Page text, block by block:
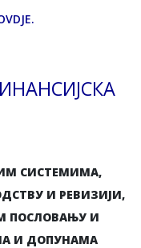
.
СИСТЕМИМА,
И РЕВИЗИЈИ,
ПОСЛОВАЊУ И
И ДОПУНАМА